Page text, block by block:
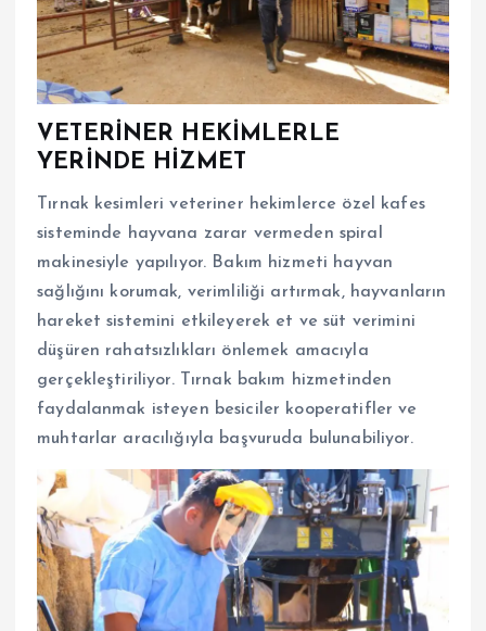
VETERİNER HEKİMLERLE
YERİNDE HİZMET
Tırnak kesimleri veteriner hekimlerce özel kafes
sisteminde hayvana zarar vermeden spiral
makinesiyle yapılıyor. Bakım hizmeti hayvan
sağlığını korumak, verimliliği artırmak, hayvanların
hareket sistemini etkileyerek et ve süt verimini
düşüren rahatsızlıkları önlemek amacıyla
gerçekleştiriliyor. Tırnak bakım hizmetinden
faydalanmak isteyen besiciler kooperatifler ve
muhtarlar aracılığıyla başvuruda bulunabiliyor.